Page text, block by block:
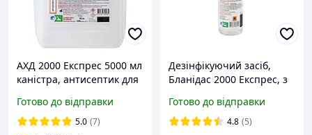
АХД 2000 Експрес 5000 мл
каністра, антисептик для
для обробки інструментів
та поверхонь |
Готово до відправки
5.0 (7)
Дезінфікуючий засіб,
Бланідас 2000 Експрес, з
Готово до відправки
4.8 (5)